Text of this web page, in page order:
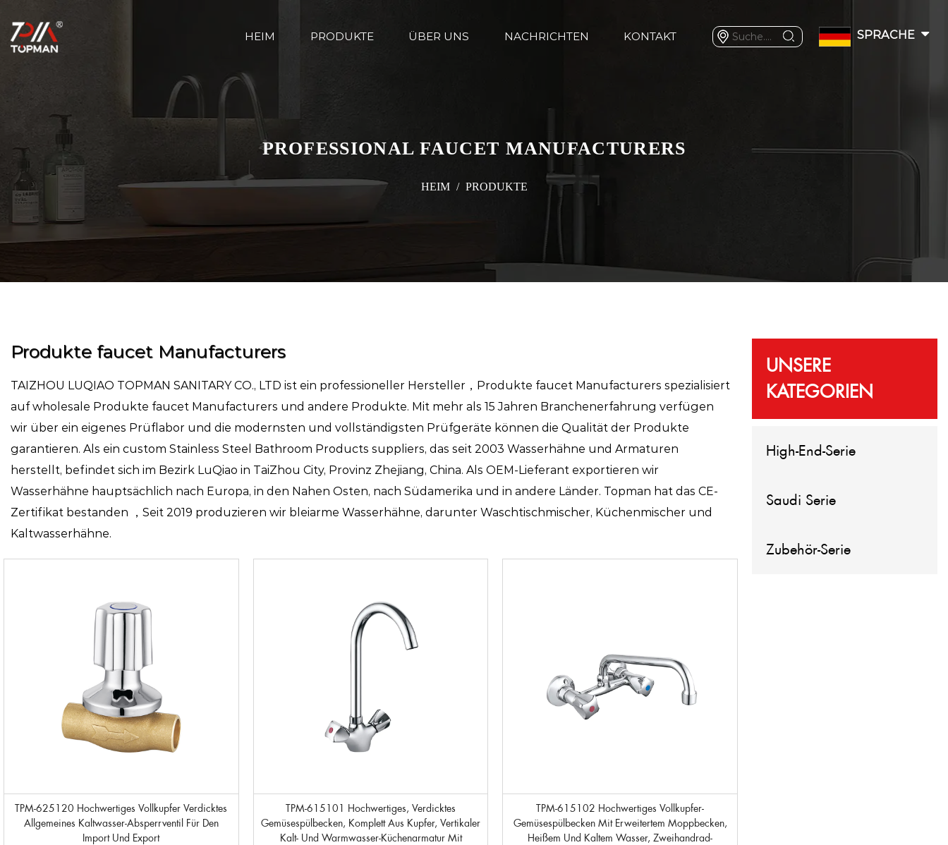
HEIM PRODUKTE ÜBER UNS NACHRICHTEN KONTAKT SPRACHE
PROFESSIONAL FAUCET MANUFACTURERS
HEIM / PRODUKTE
Produkte faucet Manufacturers
TAIZHOU LUQIAO TOPMAN SANITARY CO., LTD ist ein professioneller Hersteller， Produkte faucet Manufacturers spezialisiert
aufwholesale Produkte faucet Manufacturers und andere Produkte. Mit mehr als 15 Jahren Branchenerfahrung verfügen
wir über ein eigenes Prüflabor und die modernsten und vollständigsten Prüfgeräte können die Qualität der Produkte
garantieren. Als ein custom Stainless Steel Bathroom Products suppliers, das seit 2003 Wasserhähne und Armaturen
herstellt, befindet sich im Bezirk LuQiao in TaiZhou City, Provinz Zhejiang, China. Als OEM-Lieferant exportieren wir
Wasserhähne hauptsächlich nach Europa, in den Nahen Osten, nach Südamerika und in andere Länder. Topman hat das CE-
Zertifikat bestanden ，Seit 2019 produzieren wir bleiarme Wasserhähne, darunter Waschtischmischer, Küchenmischer und
Kaltwasserhähne.
TPM-625120 Hochwertiges Vollkupfer Verdicktes
Allgemeines Kaltwasser-Absperrventil Für Den
Import Und Export
TPM-615101 Hochwertiges, Verdicktes
Gemüsespülbecken, Komplett Aus Kupfer, Vertikaler
Kalt- Und Warmwasser-Küchenarmatur Mit
TPM-615102 Hochwertiges Vollkupfer-
Gemüsespülbecken Mit Erweitertem Moppbecken,
Heißem Und Kaltem Wasser, Zweihandrad-
UNSERE
KATEGORIEN
High-End-Serie
Saudi Serie
Zubehör-Serie